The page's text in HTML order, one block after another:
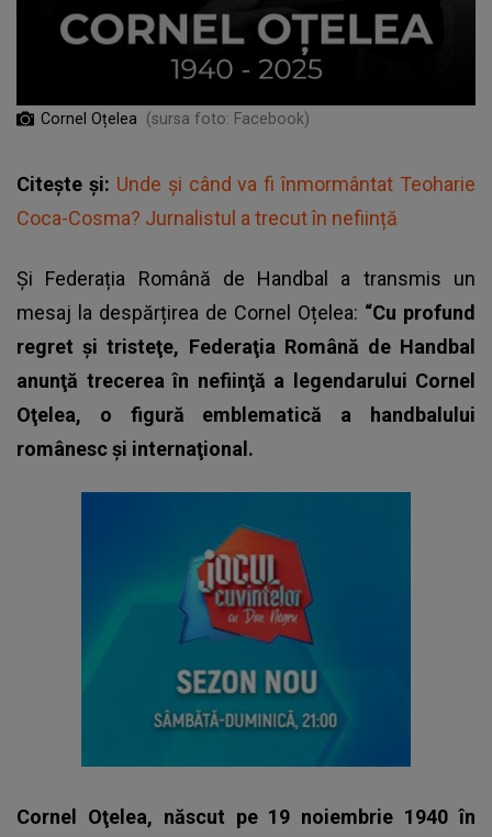
Cornel Oțelea (sursa foto: Facebook)
Citește și: Unde și când va fi înmormântat Teoharie
Coca-Cosma? Jurnalistul a trecut în neființă
Și Federația Română de Handbal a transmis un
mesaj la despărțirea de Cornel Oțelea: “Cu profund
regret şi tristeţe, Federaţia Română de Handbal
anunţă trecerea în nefiinţă a legendarului Cornel
Oţelea, o figură emblematică a handbalului
românesc şi internaţional.
Cornel Oţelea, născut pe 19 noiembrie 1940 în